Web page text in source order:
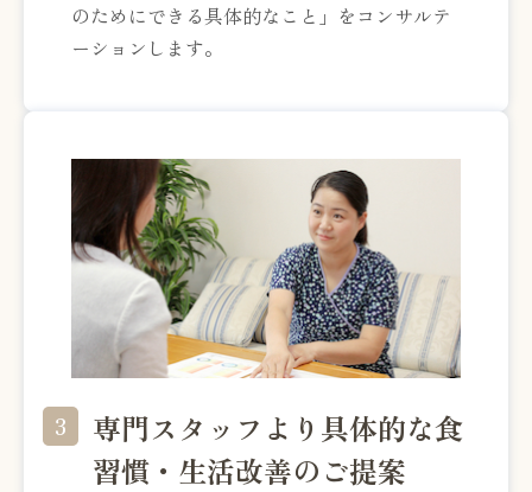
のためにできる具体的なこと」をコンサルテ
ーションします。
3
専門スタッフより具体的な食
習慣・生活改善のご提案